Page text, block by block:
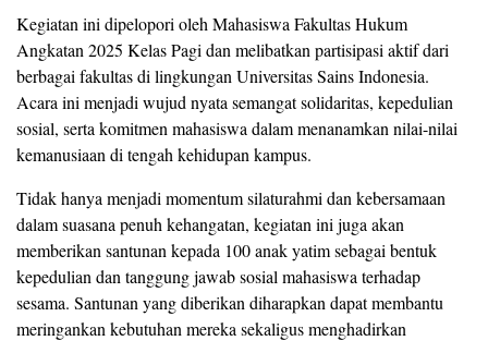
Kegiatan ini dipelopori oleh Mahasiswa Fakultas Hukum
Angkatan 2025 Kelas Pagi dan melibatkan partisipasi aktif dari
berbagai fakultas di lingkungan Universitas Sains Indonesia.
Acara ini menjadi wujud nyata semangat solidaritas, kepedulian
sosial, serta komitmen mahasiswa dalam menanamkan nilai-nilai
kemanusiaan di tengah kehidupan kampus.
Tidak hanya menjadi momentum silaturahmi dan kebersamaan
dalam suasana penuh kehangatan, kegiatan ini juga akan
memberikan santunan kepada 100 anak yatim sebagai bentuk
kepedulian dan tanggung jawab sosial mahasiswa terhadap
sesama. Santunan yang diberikan diharapkan dapat membantu
meringankan kebutuhan mereka sekaligus menghadirkan